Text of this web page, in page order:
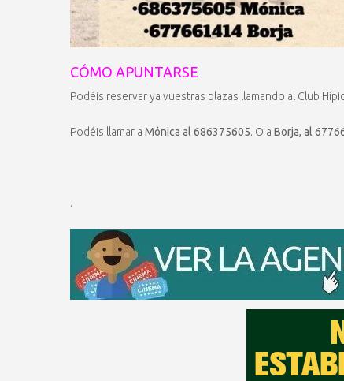
CÓMO APUNTARSE
Podéis reservar ya vuestras plazas llamando al Club
Podéis llamar a Mónica al 686375605. O a Borja, al
.